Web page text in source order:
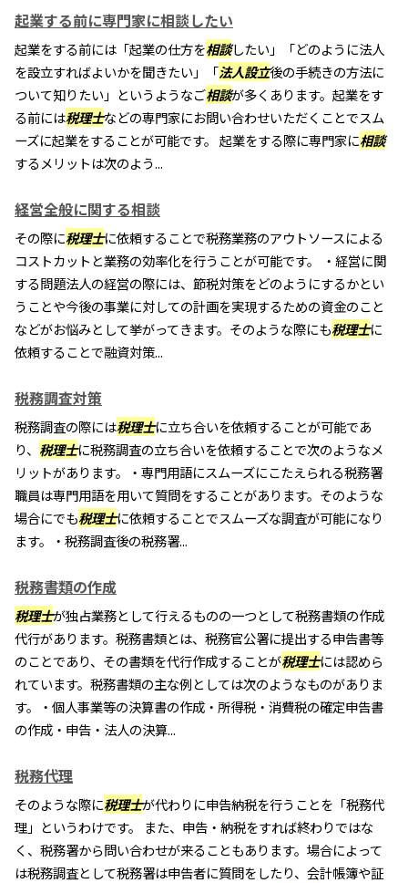
起業する前に専門家に相談したい
起業をする前には「起業の仕方を相談したい」「どのように法人
を設立すればよいかを聞きたい」「法人設立後の手続きの方法に
ついて知りたい」というようなご相談が多くあります。起業をす
る前には税理士などの専門家にお問い合わせいただくことでスム
ーズに起業をすることが可能です。 起業をする際に専門家に相談
するメリットは次のよう...
経営全般に関する相談
その際に税理士に依頼することで税務業務のアウトソースによる
コストカットと業務の効率化を行うことが可能です。 ・経営に関
する問題法人の経営の際には、節税対策をどのようにするかとい
うことや今後の事業に対しての計画を実現するための資金のこと
などがお悩みとして挙がってきます。そのような際にも税理士に
依頼することで融資対策...
税務調査対策
税務調査の際には税理士に立ち合いを依頼することが可能であ
り、 税理士に税務調査の立ち合いを依頼することで次のようなメ
リットがあります。・専門用語にスムーズにこたえられる税務署
職員は専門用語を用いて質問をすることがあります。そのような
場合にでも税理士に依頼することでスムーズな調査が可能になり
ます。・税務調査後の税務署...
税務書類の作成
税理士が独占業務として行えるものの一つとして税務書類の作成
代行があります。税務書類とは、税務官公署に提出する申告書等
のことであり、その書類を代行作成することが税理士には認めら
れています。税務書類の主な例としては次のようなものがありま
す。・個人事業等の決算書の作成・所得税・消費税の確定申告書
の作成・申告・法人の決算...
税務代理
そのような際に税理士が代わりに申告納税を行うことを「税務代
理」というわけです。 また、申告・納税をすれば終わりではな
く、税務署から問い合わせが来ることもあります。場合によって
は税務調査として税務署は申告者に質問をしたり、会計帳簿や証